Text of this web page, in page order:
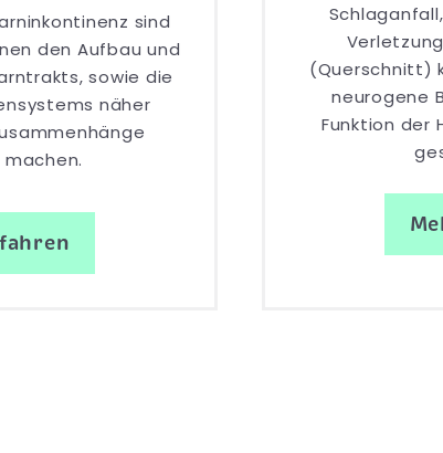
sind
den Aufbau und
sowie die
näher
(Querschnitt)
neurogene
Funktion der